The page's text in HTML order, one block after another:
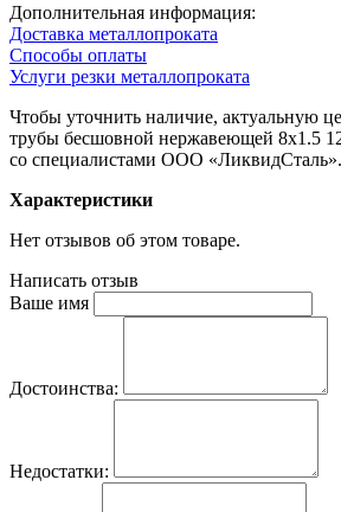
Дополнительная информация:
Доставка металлопроката
Способы оплаты
Услуги резки металлопроката
Чтобы уточнить наличие, актуальную
трубы бесшовной нержавеющей 8х1.5
со специалистами ООО «ЛиквидСталь».
Характеристики
Нет отзывов об этом товаре.
Написать отзыв
Ваше имя
Достоинства:
Недостатки: